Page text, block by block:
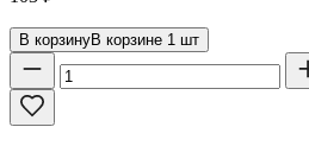
В корзинуВ корзине 1 шт